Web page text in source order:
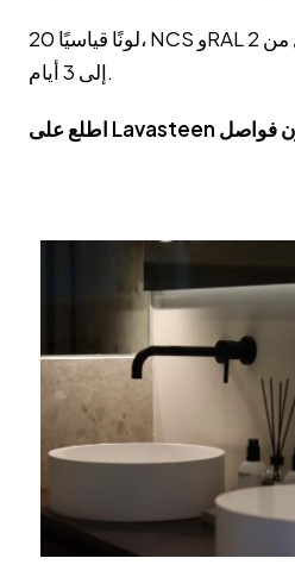
20 لونًا قياسيًا، NCS وRAL حسب الطلب. وقت العمل من 2
إلى 3 أيام.